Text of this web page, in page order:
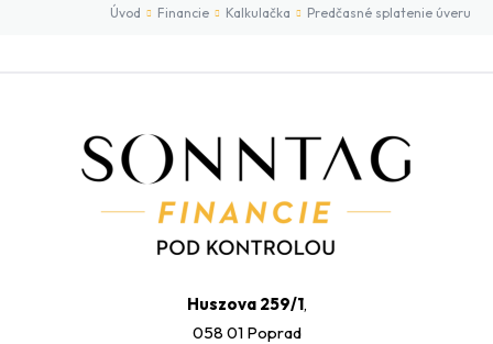
Úvod Financie Kalkulačka Predčasné splatenie úveru
Huszova 259/1,
058 01 Poprad